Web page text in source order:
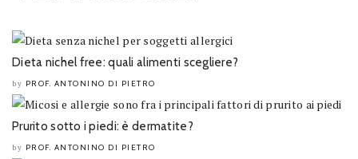
Dieta nichel free: quali alimenti scegliere?
by PROF. ANTONINO DI PIETRO
Prurito sotto i piedi: è dermatite?
by PROF. ANTONINO DI PIETRO